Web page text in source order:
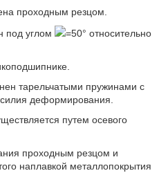
проходным резцом.
под углом
=50° относительно
тарельчатыми пружинами с
деформирования.
путем осевого
проходным резцом и
наплавкой металлопокрытия